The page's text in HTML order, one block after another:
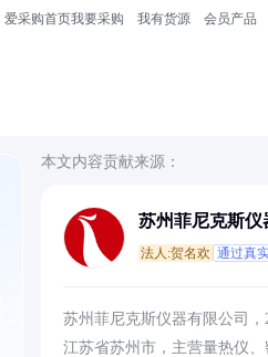
爱采购首页我要采购 我有货源 会员产品
本文内容贡献来源：
苏州菲尼克斯仪
法人:贺名欢 通过真
苏州菲尼克斯仪器有限公司，
江苏省苏州市，主营量热仪